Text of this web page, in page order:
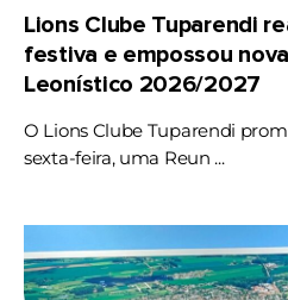
Lions Clube Tuparendi
festiva e empossou
Leonístico 2026/2027
O Lions Clube Tuparendi
sexta-feira, uma Reun ...